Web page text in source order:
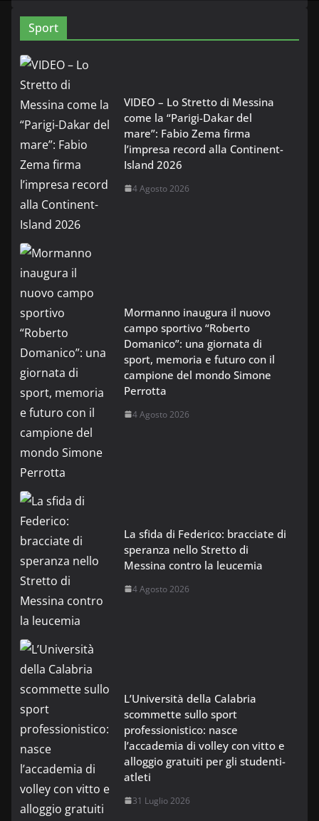
Sport
VIDEO – Lo Stretto di Messina
come la “Parigi-Dakar del
mare”: Fabio Zema firma
l’impresa record alla Continent-
Island 2026
4 Agosto 2026
Mormanno inaugura il nuovo
campo sportivo “Roberto
Domanico”: una giornata di
sport, memoria e futuro con il
campione del mondo Simone
Perrotta
4 Agosto 2026
La sfida di Federico: bracciate di
speranza nello Stretto di
Messina contro la leucemia
4 Agosto 2026
L’Università della Calabria
scommette sullo sport
professionistico: nasce
l’accademia di volley con vitto e
alloggio gratuiti per gli studenti-
atleti
31 Luglio 2026